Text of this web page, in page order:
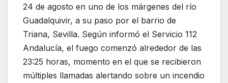
24 de agosto en uno de los márgenes del río
Guadalquivir, a su paso por el barrio de
Triana, Sevilla. Según informó el Servicio 112
Andalucía, el fuego comenzó alrededor de las
23:25 horas, momento en el que se recibieron
múltiples llamadas alertando sobre un incendio